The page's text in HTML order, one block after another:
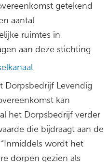
getekend
aantal
ruimtes in
aan deze stichting.
Dorpsbedrijf Levendig
kan
het Dorpsbedrijf verder
die bijdraagt aan de
wordt het
dorpen gezien als